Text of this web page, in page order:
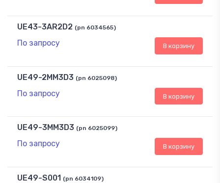
UE43-3AR2D2 (pn 6034565)
По запросу В корзину
UE49-2MM3D3 (pn 6025098)
По запросу В корзину
UE49-3MM3D3 (pn 6025099)
По запросу В корзину
UE49-S001 (pn 6034109)